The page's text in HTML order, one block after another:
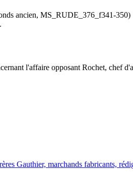
ancien, MS_RUDE_376_f341-350)
l'affaire opposant Rochet, chef
Gauthier, marchands fabricants,